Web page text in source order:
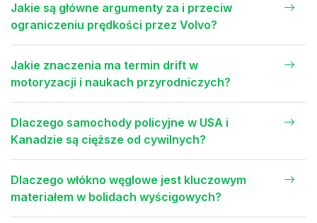
Jakie są główne argumenty za i przeciw
ograniczeniu prędkości przez Volvo?
Jakie znaczenia ma termin drift w
motoryzacji i naukach przyrodniczych?
Dlaczego samochody policyjne w USA i
Kanadzie są cięższe od cywilnych?
Dlaczego włókno węglowe jest kluczowym
materiałem w bolidach wyścigowych?